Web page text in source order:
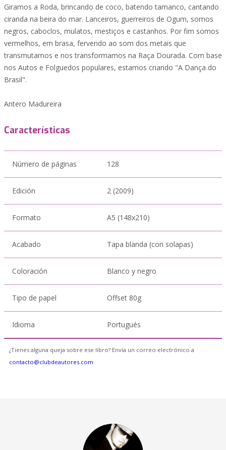
Giramos a Roda, brincando de coco, batendo tamanco, cantando
ciranda na beira do mar. Lanceiros, guerreiros de Ogum, somos
negros, caboclos, mulatos, mestiços e castanhos. Por fim somos
vermelhos, em brasa, fervendo ao som dos metais que
transmutamos e nos transformamos na Raça Dourada. Com base
nos Autos e Folguedos populares, estamos criando "A Dança do
Brasil".
Antero Madureira
Características
Número de páginas 128
Edición 2 (2009)
Formato A5 (148x210)
Acabado Tapa blanda (con solapas)
Coloración Blanco y negro
Tipo de papel Offset 80g
Idioma Portugués
¿Tienes alguna queja sobre ese libro? Envía un correo electrónico a
contacto@clubdeautores.com